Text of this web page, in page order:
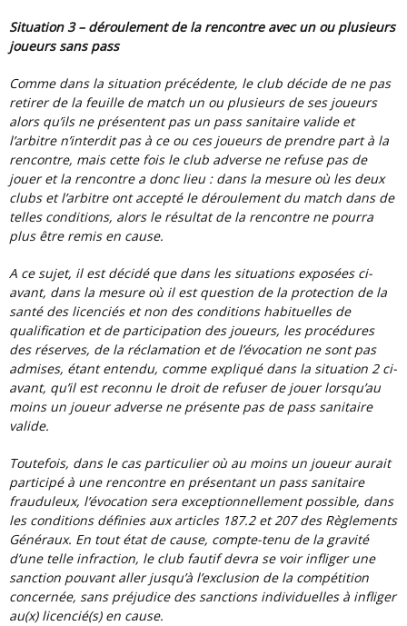
Situation 3 – déroulement de la rencontre avec un ou plusieurs
joueurs sans pass
Comme dans la situation précédente, le club décide de ne pas
retirer de la feuille de match un ou plusieurs de ses joueurs
alors qu’ils ne présentent pas un pass sanitaire valide et
l’arbitre n’interdit pas à ce ou ces joueurs de prendre part à la
rencontre, mais cette fois le club adverse ne refuse pas de
jouer et la rencontre a donc lieu : dans la mesure où les deux
clubs et l’arbitre ont accepté le déroulement du match dans de
telles conditions, alors le résultat de la rencontre ne pourra
plus être remis en cause.
A ce sujet, il est décidé que dans les situations exposées ci-
avant, dans la mesure où il est question de la protection de la
santé des licenciés et non des conditions habituelles de
qualification et de participation des joueurs, les procédures
des réserves, de la réclamation et de l’évocation ne sont pas
admises, étant entendu, comme expliqué dans la situation 2 ci-
avant, qu’il est reconnu le droit de refuser de jouer lorsqu’au
moins un joueur adverse ne présente pas de pass sanitaire
valide.
Toutefois, dans le cas particulier où au moins un joueur aurait
participé à une rencontre en présentant un pass sanitaire
frauduleux, l’évocation sera exceptionnellement possible, dans
les conditions définies aux articles 187.2 et 207 des Règlements
Généraux. En tout état de cause, compte-tenu de la gravité
d’une telle infraction, le club fautif devra se voir infliger une
sanction pouvant aller jusqu’à l’exclusion de la compétition
concernée, sans préjudice des sanctions individuelles à infliger
au(x) licencié(s) en cause.